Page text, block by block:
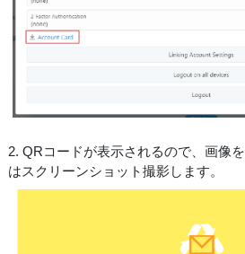
2. QRコードが表示されるので、画像
はスクリーンショット撮影します。